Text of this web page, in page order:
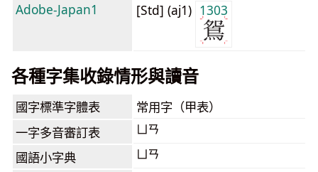
Adobe-Japan1 [Std] (aj1) 1303
各種字集收錄情形與讀音
國字標準字體表 常用字（甲表）
一字多音審訂表 ㄩㄢ
國語小字典 ㄩㄢ